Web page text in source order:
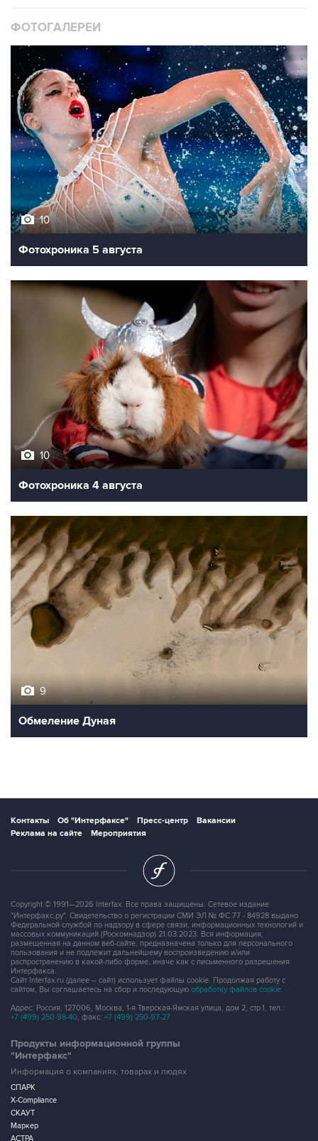
ФОТОГАЛЕРЕИ
10
Фотохроника 5 августа
10
Фотохроника 4 августа
9
Обмеление Дуная
Контакты Об "Интерфаксе" Пресс-центр
Вакансии
Реклама на сайте
Мероприятия
Copyright © 1991—2026 Interfax. Все права защищены. Сетевое издание
"Интерфакс.ру". Свидетельство о регистрации СМИ ЭЛ № ФС 77 - 84928 выдано
Федеральной службой по надзору в сфере связи, информационных технологий и
массовых коммуникаций (Роскомнадзор) 21.03.2023. Вся информация,
размещенная на данном веб-сайте, предназначена только для персонального
пользования и не подлежит дальнейшему воспроизведению и/или
распространению в какой-либо форме, иначе как с письменного разрешения
Интерфакса.
Сайт Interfax.ru (далее – сайт) использует файлы cookie. Продолжая работу с
сайтом, Вы соглашаетесь на сбор и последующую обработку файлов cookie.
Адрес: Россия, 127006, Москва, 1-я Тверская-Ямская улица, дом 2, стр.1, тел.:
+7 (499) 250-98-40, факс: +7 (499) 250-97-27
Продукты информационной группы
"Интерфакс"
Информация о компаниях, товарах и людях
СПАРК
X-Compliance
СКАУТ
Маркер
АСТРА